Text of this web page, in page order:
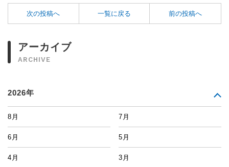
次の投稿へ 一覧に戻る 前の投稿へ
アーカイブ
ARCHIVE
2026年
8月 7月
6月 5月
4月 3月